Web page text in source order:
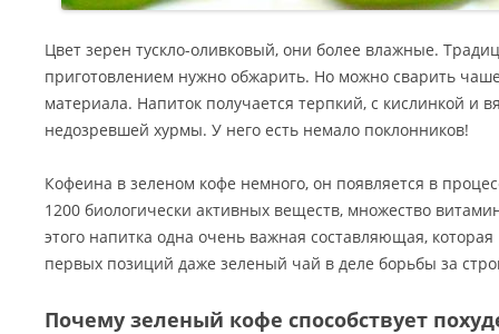
Цвет зерен тускло-оливковый, они более влажные.
приготовлением нужно обжарить. Но можно сварить
материала. Напиток получается терпкий, с кислинкой и
недозревшей хурмы. У него есть немало поклонников!
Кофеина в зеленом кофе немного, он появляется в
1200 биологически активных веществ, множество
этого напитка одна очень важная составляющая, которая
первых позиций даже зеленый чай в деле борьбы за
Почему зеленый кофе способствует